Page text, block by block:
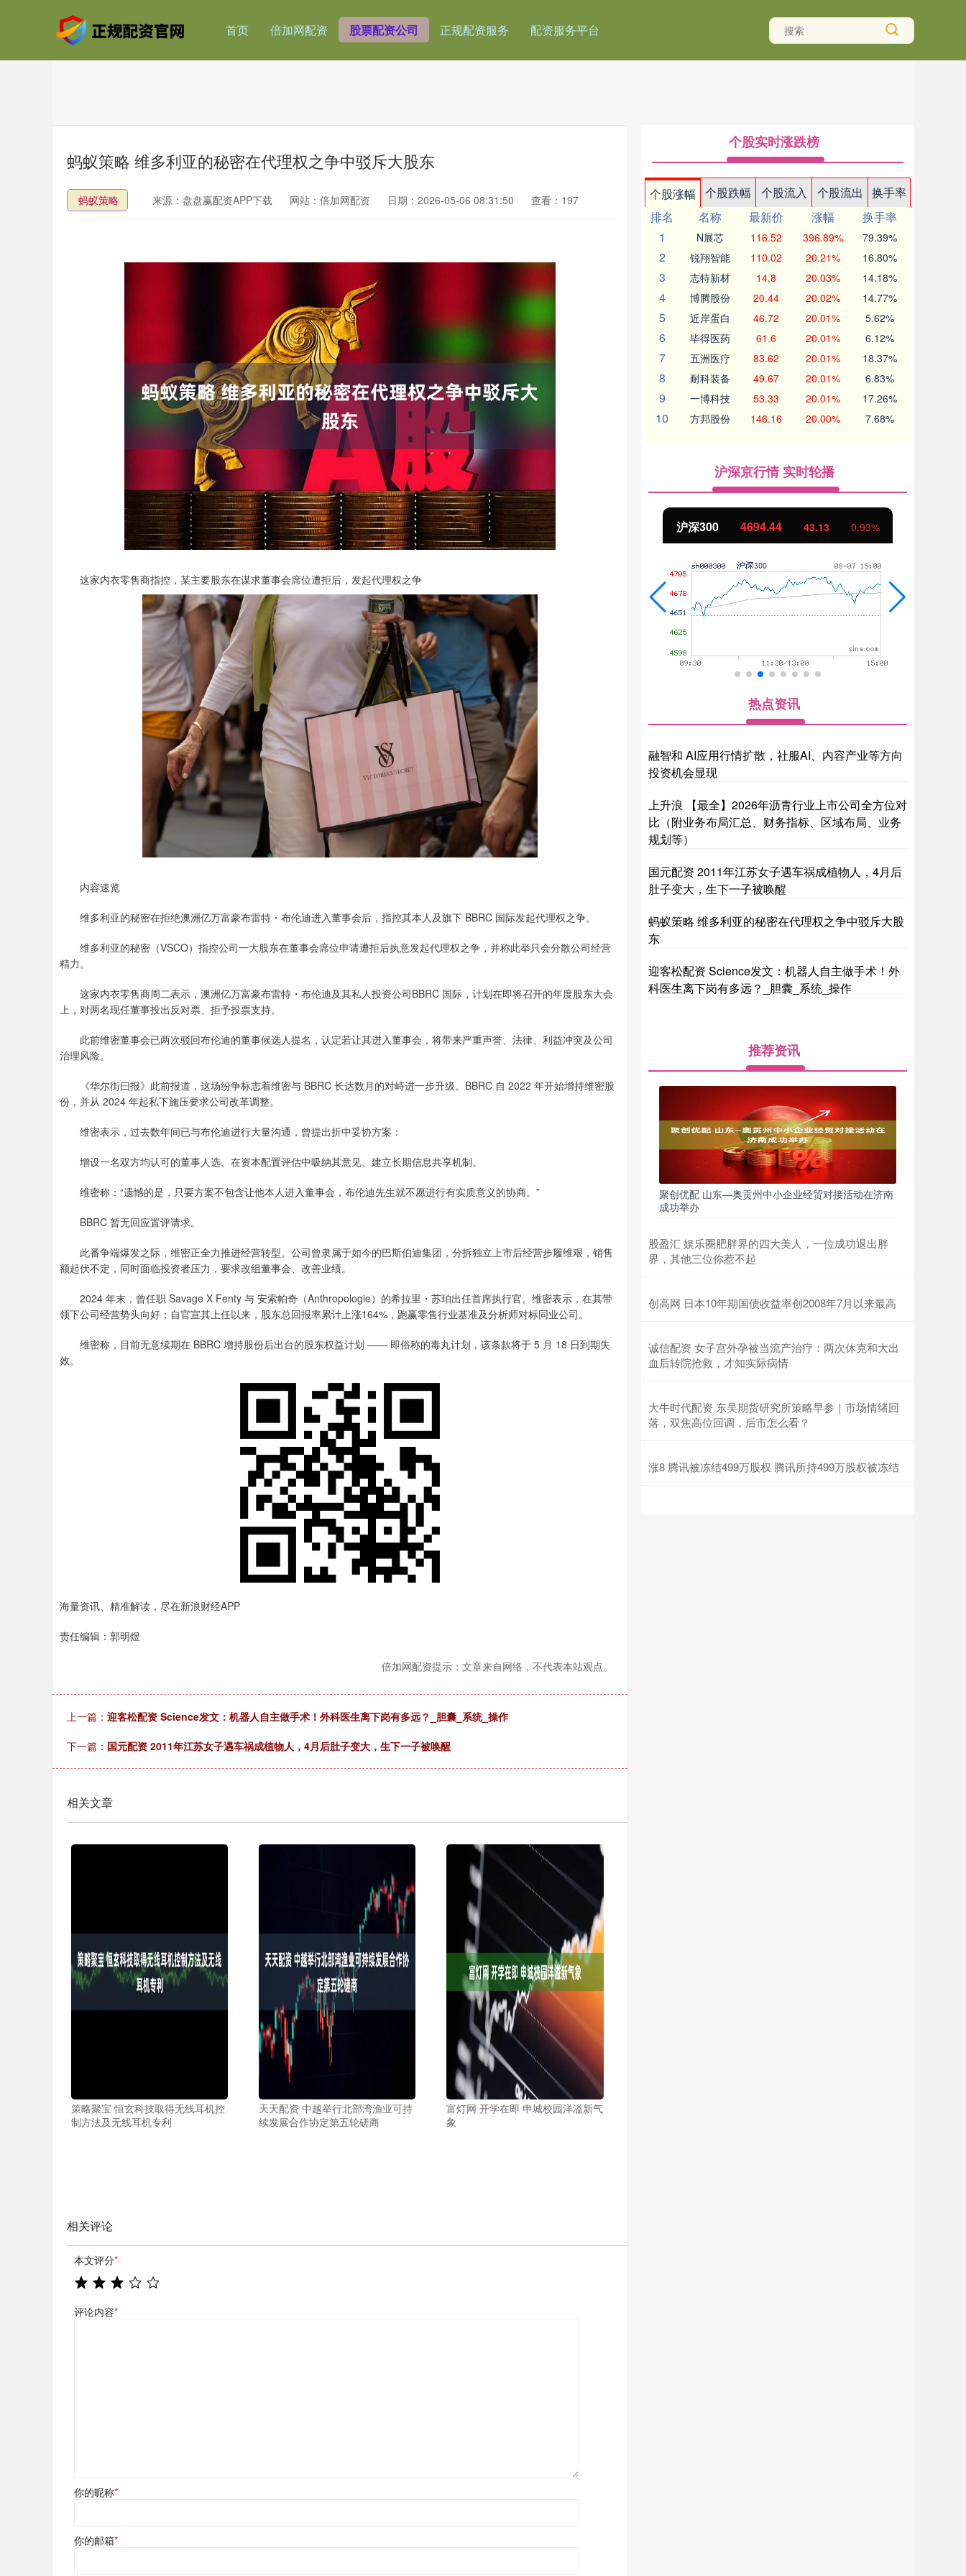
首页 倍加网配资 股票配资公司 正规配资服务 配资服务平台
蚂蚁策略 维多利亚的秘密在代理权之争中驳斥大股东
蚂蚁策略 来源：盘盘赢配资APP下载 网站：倍加网配资 日期：2026-05-06 08:31:50 查看：197
这家内衣零售商指控，某主要股东在谋求董事会席位遭拒后，发起代理权之争
内容速览
维多利亚的秘密在拒绝澳洲亿万富豪布雷特・布伦迪进入董事会后，指控其本人及旗下 BBRC 国际发起代理权之争。
维多利亚的秘密（VSCO）指控公司一大股东在董事会席位申请遭拒后执意发起代理权之争，并称此举只会分散公司经营
精力。
这家内衣零售商周二表示，澳洲亿万富豪布雷特・布伦迪及其私人投资公司BBRC 国际，计划在即将召开的年度股东大会
上，对两名现任董事投出反对票、拒予投票支持。
此前维密董事会已两次驳回布伦迪的董事候选人提名，认定若让其进入董事会，将带来严重声誉、法律、利益冲突及公司
治理风险。
《华尔街曰报》此前报道，这场纷争标志着维密与 BBRC 长达数月的对峙进一步升级。BBRC 自 2022 年开始增持维密股
份，并从 2024 年起私下施压要求公司改革调整。
维密表示，过去数年间已与布伦迪进行大量沟通，曾提出折中妥协方案：
增设一名双方均认可的董事人选、在资本配置评估中吸纳其意见、建立长期信息共享机制。
维密称：“遗憾的是，只要方案不包含让他本人进入董事会，布伦迪先生就不愿进行有实质意义的协商。”
BBRC 暂无回应置评请求。
此番争端爆发之际，维密正全力推进经营转型。公司曾隶属于如今的巴斯伯迪集团，分拆独立上市后经营步履维艰，销售
额起伏不定，同时面临投资者压力，要求改组董事会、改善业绩。
2024 年末，曾任职 Savage X Fenty 与 安索帕奇（Anthropologie）的希拉里・苏珀出任首席执行官。维密表示，在其带
领下公司经营势头向好；自官宣其上任以来，股东总回报率累计上涨164%，跑赢零售行业基准及分析师对标同业公司。
维密称，目前无意续期在 BBRC 增持股份后出台的股东权益计划 —— 即俗称的毒丸计划，该条款将于 5 月 18 日到期失
效。
海量资讯、精准解读，尽在新浪财经APP
责任编辑：郭明煜
倍加网配资提示：文章来自网络，不代表本站观点。
上一篇： 迎客松配资 Science发文：机器人自主做手术！外科医生离下岗有多远？_胆囊_系统_操作
下一篇： 国元配资 2011年江苏女子遇车祸成植物人，4月后肚子变大，生下一子被唤醒
相关文章
策略聚宝 恒玄科技取得无线耳机控
制方法及无线耳机专利
天天配资 中越举行北部湾渔业可持
续发展合作协定第五轮磋商
富灯网 开学在即 申城校园洋溢新气
象
相关评论
本文评分*
评论内容*
你的昵称*
你的邮箱*
个股实时涨跌榜
个股涨幅 个股跌幅 个股流入 个股流出
换手率
排名
名称 最新价 涨幅
换手率
1
N展芯 116.52 396.89% 79.39%
2 锐翔智能 110.02 20.21% 16.80%
3 志特新材 14.8 20.03% 14.18%
4 博腾股份 20.44 20.02% 14.77%
5 近岸蛋白 46.72 20.01% 5.62%
6 毕得医药 61.6 20.01% 6.12%
7 五洲医疗 83.62 20.01% 18.37%
8 耐科装备 49.67 20.01% 6.83%
9 一博科技 53.33 20.01% 17.26%
10 方邦股份 146.16 20.00% 7.68%
沪深京行情 实时轮播
上证指数 3940.04 39.68 1.02% 深证成指 14311.01 200.89 1.42% 沪深300 4694.44 43.13 0.93%
热点资讯
融智和 AI应用行情扩散，社服AI、内容产业等方向
投资机会显现
上升浪 【最全】2026年沥青行业上市公司全方位对
比（附业务布局汇总、财务指标、区域布局、业务
规划等）
国元配资 2011年江苏女子遇车祸成植物人，4月后
肚子变大，生下一子被唤醒
蚂蚁策略 维多利亚的秘密在代理权之争中驳斥大股
东
迎客松配资 Science发文：机器人自主做手术！外
科医生离下岗有多远？_胆囊_系统_操作
推荐资讯
聚创优配 山东—奥贡州中小企业经贸对接活动在济南
成功举办
股盈汇 娱乐圈肥胖界的四大美人，一位成功退出胖
界，其他三位你惹不起
创高网 日本10年期国债收益率创2008年7月以来最高
诚信配资 女子宫外孕被当流产治疗：两次休克和大出
血后转院抢救，才知实际病情
大牛时代配资 东吴期货研究所策略早参｜市场情绪回
落，双焦高位回调，后市怎么看？
涨8 腾讯被冻结499万股权 腾讯所持499万股权被冻结